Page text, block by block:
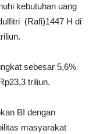
kebutuhan uang
(Rafi)1447 H di
sebesar 5,6%
triliun.
BI dengan
masyarakat